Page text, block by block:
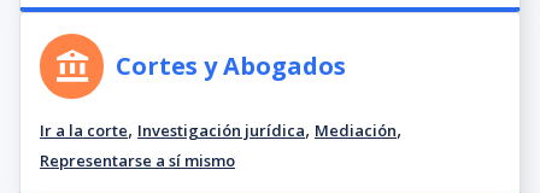
Cortes y Abogados
Ir a la corte, Investigación jurídica, Mediación,
Representarse a sí mismo